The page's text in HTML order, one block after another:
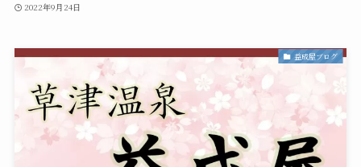
2022年9月24日
益成屋ブログ